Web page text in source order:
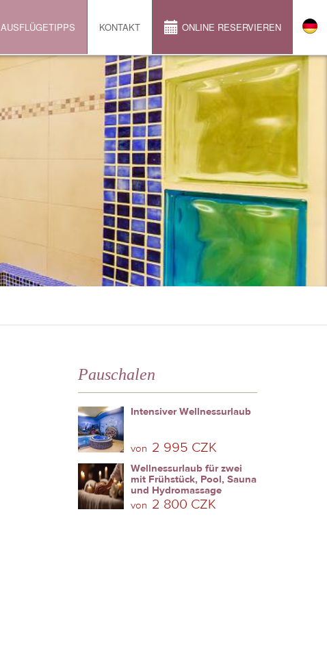
AUSFLÜGETIPPS KONTAKT ONLINE RESERVIEREN
Pauschalen
Intensiver Wellnessurlaub
von 2 995 CZK
Wellnessurlaub für zwei
mit Frühstück, Pool, Sauna
und Hydromassage
von 2 800 CZK